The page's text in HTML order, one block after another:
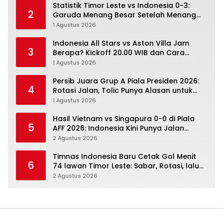
2
Statistik Timor Leste vs Indonesia 0-3:
Garuda Menang Besar Setelah Menang
Angka Lebih Dulu
1 Agustus 2026
3
Indonesia All Stars vs Aston Villa Jam
Berapa? Kickoff 20.00 WIB dan Cara
Nonton Resminya
1 Agustus 2026
4
Persib Juara Grup A Piala Presiden 2026:
Rotasi Jalan, Tolic Punya Alasan untuk
Percaya
1 Agustus 2026
5
Hasil Vietnam vs Singapura 0-0 di Piala
AFF 2026: Indonesia Kini Punya Jalan
Terbuka
2 Agustus 2026
6
Timnas Indonesia Baru Cetak Gol Menit
74 lawan Timor Leste: Sabar, Rotasi, lalu
Pecah
2 Agustus 2026